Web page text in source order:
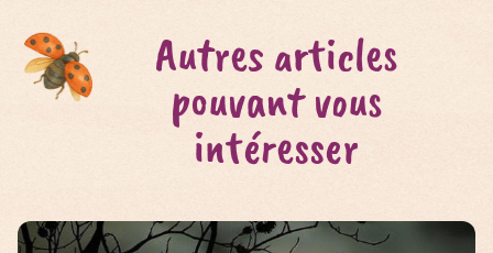
Autres articles
pouvant vous
intéresser